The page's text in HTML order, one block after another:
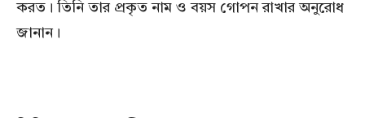
করত। তিনি তার প্রকৃত নাম ও বয়স গোপন রাখার অনুরোধ
জানান।